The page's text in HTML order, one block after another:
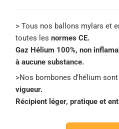
> Tous nos ballons mylars et
toutes les normes CE.
Gaz Hélium 100%, non
à aucune substance.
>Nos bombones d’hélium
vigueur.
Récipient léger, pratique et